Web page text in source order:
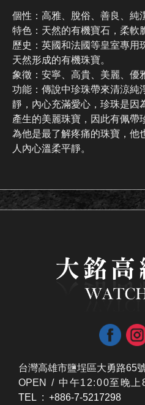
個性：高雅、脫俗、善良、純
特色：天然的有機寶石，柔軟
歷史：英國和法國等皇室專用
天然形成的有機珠寶。
象徵：安寧、高貴、美麗、優
功能：傳說中珍珠帶來清涼純
靜，內心充滿愛心，珍珠是因
產生的美麗珠寶，因此有佩帶
為他是最了解疼痛的珠寶，他
人內心溫柔平靜。
台灣高雄市鹽埕區大勇路65
OPEN / 中午12:00至晚
TEL : +886-7-5217298